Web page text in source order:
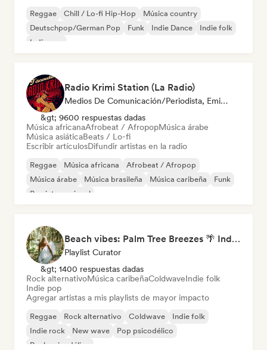
Reggae Chill / Lo-fi Hip-Hop
Música country
Deutschpop/German Pop
Funk Indie Dance
Indie folk
Indie pop
Radio Krimi Station (La Radio)
Medios De Comunicación/Periodista, Emisoras De Radio
&gt; 9600 respuestas dadas
Música africanaAfrobeat / AfropopMúsica árabe
Música asiáticaBeats / Lo-fi
Escribir artículosDifundir artistas en la radio
Reggae Música africana
Afrobeat / Afropop
Música árabe
Música brasileña Música caribeña
Funk
Rap internacional
Beach vibes: Palm Tree Breezes 🌴 Indie Folk, Acoustic & Singer-Songwriter
Playlist Curator
&gt; 1400 respuestas dadas
Rock alternativoMúsica caribeñaColdwaveIndie folk
Indie pop
Agregar artistas a mis playlists de mayor impacto
Reggae Rock alternativo Coldwave
Indie folk
Indie rock
New wave
Pop psicodélico
Rock psicodélico